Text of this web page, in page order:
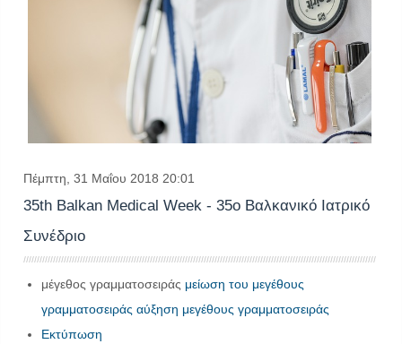
Πέμπτη, 31 Μαΐου 2018 20:01
35th Balkan Medical Week - 35ο Βαλκανικό Ιατρικό
Συνέδριο
μέγεθος γραμματοσειράς μείωση του μεγέθους
γραμματοσειράς αύξηση μεγέθους γραμματοσειράς
Εκτύπωση